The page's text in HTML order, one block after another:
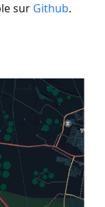
sur Github.